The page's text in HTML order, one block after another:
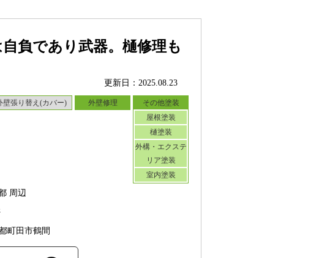
負であり武器。樋修理も
更新日：2025.08.23
壁張り替え(カバー) 外壁修理
その他塗装
屋根塗装
樋塗装
外構・エクステ
リア塗装
室内塗装
周辺
町田市鶴間